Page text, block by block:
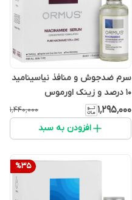
سرم ضدجوش و منافذ نیاسینامید
10 درصد و زینک اورموس
۱٬۲۹۵٬۰۰۰ ۱٬۴۴۰٬۰۰۰
افزودن به سبد
%35